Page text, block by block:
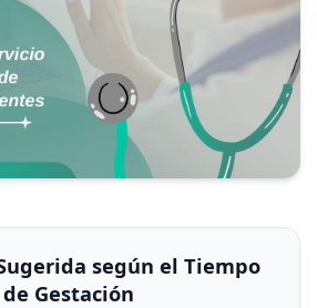
según el Tiempo
de Gestación